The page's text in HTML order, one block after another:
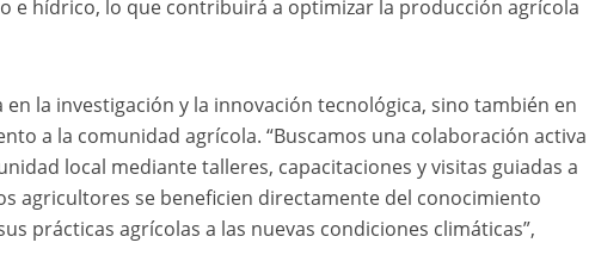
e hídrico, lo que contribuirá a optimizar la producción agrícola
la investigación y la innovación tecnológica, sino también en
a la comunidad agrícola. “Buscamos una colaboración activa
local mediante talleres, capacitaciones y visitas guiadas a
agricultores se beneficien directamente del conocimiento
prácticas agrícolas a las nuevas condiciones climáticas”,